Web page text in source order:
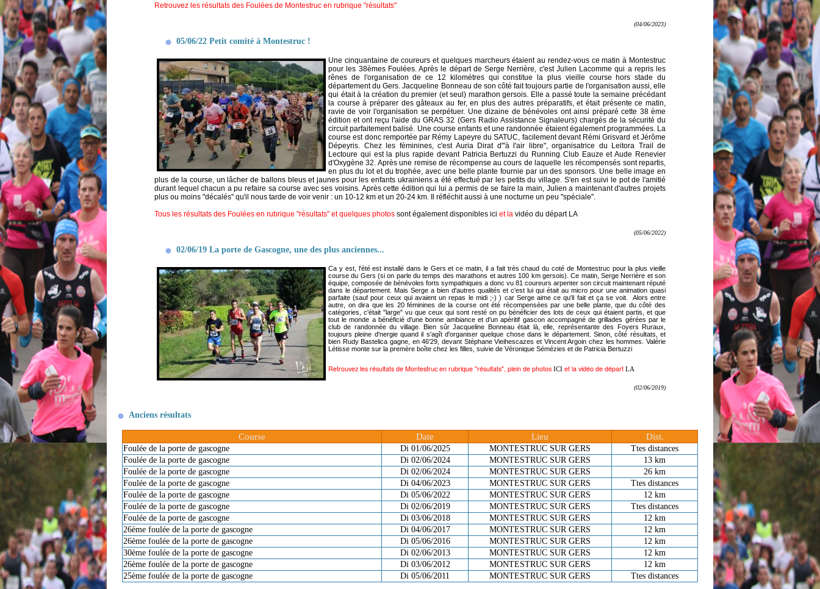
Retrouvez les résultats des Foulées de Montestruc en rubrique "résultats"
(04/06/2023)
05/06/22 Petit comité à Montestruc !
Une cinquantaine de coureurs et quelques marcheurs étaient au rendez-vous ce matin à Montestruc
pour les 38èmes Foulées. Après le départ de Serge Nerrière, c'est Julien Lacomme qui a repris les
rênes de l'organisation de ce 12 kilomètres qui constitue la plus vieille course hors stade du
département du Gers. Jacqueline Bonneau de son côté fait toujours partie de l'organisation aussi, elle
qui était à la création du premier (et seul) marathon gersois . Elle a passé toute la semaine précédant
la course à préparer des gâteaux au fer, en plus des autres préparatifs, et était présente ce matin,
ravie de voir l'organisation se perpétuer. Une dizaine de bénévoles ont ainsi préparé cette 38 ème
édition et ont reçu l'aide du GRAS 32 (Gers Radio Assistance Signaleurs) chargés de la sécurité du
circuit parfaitement balisé. Une course enfants et une randonnée étaient également programmées. La
course est donc remportée par Rémy Lapeyre du SATUC, facilement devant Rémi Grisvard et Jérôme
Dépeyris. Chez les féminines, c'est Auria Dirat d'"à l'air libre", organisatrice du Leitora Trail de
Lectoure qui est la plus rapide devant Patricia Bertuzzi du Running Club Eauze et Aude Renevier
d'Oxygène 32. Après une remise de récompense au cours de laquelle les récompensés sont repartis,
en plus du lot et du trophée, avec une belle plante fournie par un des sponsors. Une belle image en
plus de la course, un lâcher de ballons bleus et jaunes pour les enfants ukrainiens a été effectué par les petits du village. S'en est suivi le pot de l'amitié
durant lequel chacun a pu refaire sa course avec ses voisins. Après cette édition qui lui a permis de se faire la main, Julien a maintenant d'autres projets
plus ou moins "décalés" qu'il nous tarde de voir venir : un 10-12 km et un 20-24 km. Il réfléchit aussi à une nocturne un peu "spéciale".
Tous les résultats des Foulées en rubrique "résultats" et quelques photos sont également disponibles ici et la vidéo du départ LA
(05/06/2022)
02/06/19 La porte de Gascogne, une des plus anciennes...
Ca y est, l'été est installé dans le Gers et ce matin, il a fait très chaud du coté de Montestruc pour la plus vieille
course du Gers (si on parle du temps des marathons et autres 100 km gersois). Ce matin, Serge Nerrière et son
équipe, composée de bénévoles forts sympathiques a donc vu 81 coureurs arpenter son circuit maintenant réputé
dans le département. Mais Serge a bien d'autres qualités et c'est lui qui était au micro pour une animation quasi
parfaite (sauf pour ceux qui avaient un repas le midi ;-) ) car Serge aime ce qu'il fait et ça se voit. Alors entre
autre, on dira que les 20 féminines de la course ont été récompensées par une belle plante, que du côté des
catégories, c'était "large" vu que ceux qui sont resté on pu bénéficier des lots de ceux qui étaient partis, et que
tout le monde a bénéficié d'une bonne ambiance et d'un apéritif gascon accompagné de grillades gérées par le
club de randonnée du village. Bien sûr Jacqueline Bonneau était là, elle, représentante des Foyers Ruraux,
toujours pleine d'nergie quand il s'agît d'organiser quelque chose dans le département. Sinon, côté résultats, et
bien Rudy Bastelica gagne, en 46'29, devant Stéphane Vieihescazes et Vincent Argoin chez les hommes. Valérie
Létisse monte sur la premère boîte chez les filles, suivie de Véronique Sémézies et de Patricia Bertuzzi
Retrouvez les résultats de Montestruc en rubrique "résultats", plein de photos ICI et la vidéo de départ LA
(02/06/2019)
Anciens résultats
Course Date Lieu Dist.
Foulée de la porte de gascogne Di 01/06/2025 MONTESTRUC SUR GERS
Ttes distances
Foulée de la porte de gascogne
Di 02/06/2024 MONTESTRUC SUR GERS
13 km
Foulée de la porte de gascogne
Di 02/06/2024 MONTESTRUC SUR GERS
26 km
Foulée de la porte de gascogne
Di 04/06/2023 MONTESTRUC SUR GERS
Ttes distances
Foulée de la porte de gascogne
Di 05/06/2022 MONTESTRUC SUR GERS
12 km
Foulée de la porte de gascogne
Di 02/06/2019 MONTESTRUC SUR GERS
Ttes distances
Foulée de la porte de gascogne
Di 03/06/2018 MONTESTRUC SUR GERS
12 km
26ème foulée de la porte de gascogne
Di 04/06/2017 MONTESTRUC SUR GERS
12 km
26ème foulée de la porte de gascogne
Di 05/06/2016 MONTESTRUC SUR GERS
12 km
30ème foulée de la porte de gascogne
Di 02/06/2013 MONTESTRUC SUR GERS
12 km
26ème foulée de la porte de gascogne
Di 03/06/2012 MONTESTRUC SUR GERS
12 km
25ème foulée de la porte de gascogne
Di 05/06/2011 MONTESTRUC SUR GERS Ttes distances